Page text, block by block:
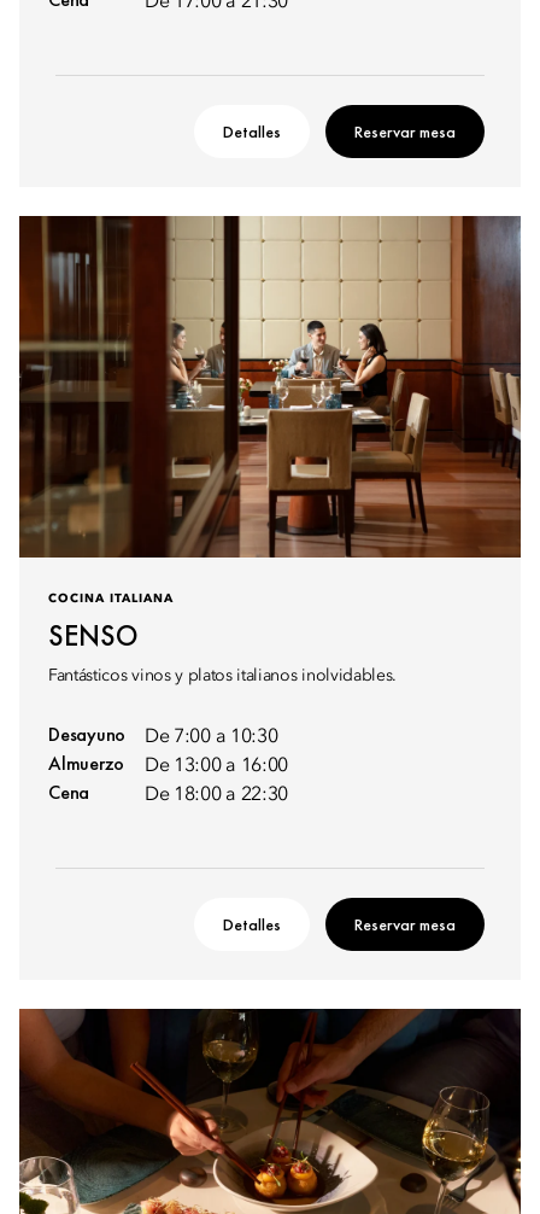
Detalles Reservar mesa
COCINA ITALIANA
SENSO
Fantásticos vinos y platos italianos inolvidables.
Desayuno De 7:00 a 10:30
Almuerzo De 13:00 a 16:00
Cena De 18:00 a 22:30
Detalles Reservar mesa